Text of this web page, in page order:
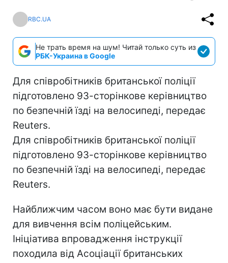
RBC.UA
Не трать время на шум! Читай только суть из
РБК-Украина в Google
Для співробітників британської поліції
підготовлено 93-сторінкове керівництво
по безпечній їзді на велосипеді, передає
Reuters.
Для співробітників британської поліції
підготовлено 93-сторінкове керівництво
по безпечній їзді на велосипеді, передає
Reuters.
Найближчим часом воно має бути видане
для вивчення всім поліцейським.
Ініціатива впровадження інструкції
походила від Асоціації британських